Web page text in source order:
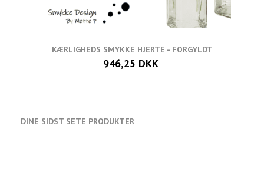
KÆRLIGHEDS SMYKKE HJERTE - FORGYLDT
946,25 DKK
DINE SIDST SETE PRODUKTER